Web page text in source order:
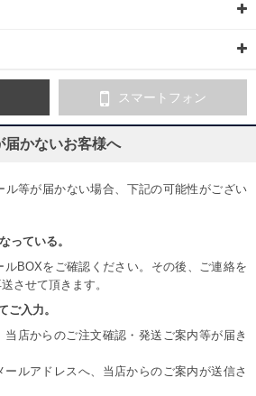
スマートフォン
かないお客様へ
ル等が届かない場合、下記の可能性がござい
っている。
BOXをご確認ください。その後、ご連絡を
させて頂きます。
ご入力。
当店からのご注文確認・発送ご案内等が届き
ルアドレスへ、当店からのご案内が送信さ